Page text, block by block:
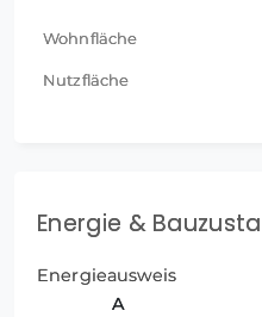
Wohnfläche
Nutzfläche
Energie &
Energieausweis
A